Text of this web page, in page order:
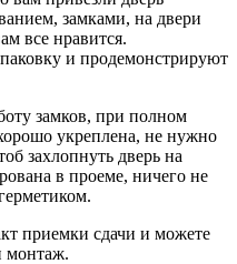
замками, на двери
все нравится.
и продемонстрируют
замков, при полном
укреплена, не нужно
захлопнуть дверь на
в проеме, ничего не
приемки сдачи и можете
монтаж.